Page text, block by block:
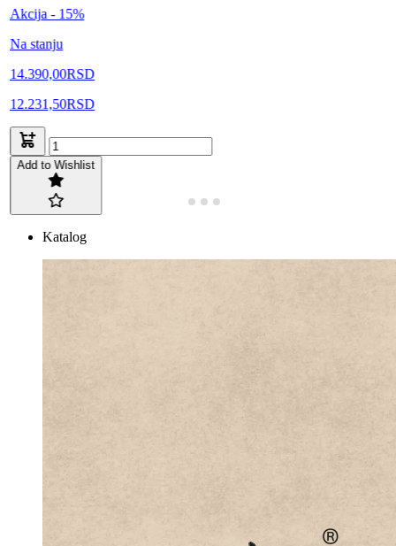
Akcija - 15%
Na stanju
14.390,00RSD
12.231,50RSD
Add to Wishlist
Katalog